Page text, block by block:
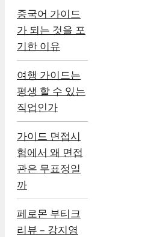
중국어 가이드
가 되는 것을 포
기한 이유
여행 가이드는
평생 할 수 있는
직업인가
가이드 면접시
험에서 왜 면접
관은 무표정일
까
페로몬 부티크
리뷰 – 강지영